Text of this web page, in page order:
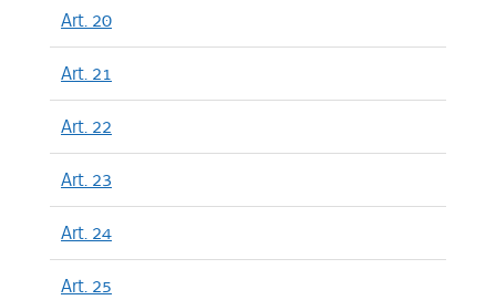
Art. 20
Art. 21
Art. 22
Art. 23
Art. 24
Art. 25